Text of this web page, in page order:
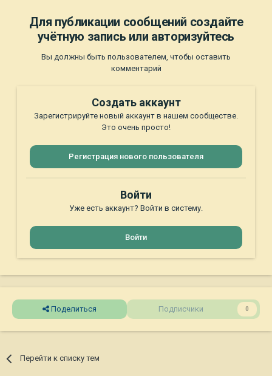
Для публикации сообщений создайте
учётную запись или авторизуйтесь
Вы должны быть пользователем, чтобы оставить
комментарий
Создать аккаунт
Зарегистрируйте новый аккаунт в нашем сообществе.
Это очень просто!
Регистрация нового пользователя
Войти
Уже есть аккаунт? Войти в систему.
Войти
Поделиться Подписчики 0
Перейти к списку тем